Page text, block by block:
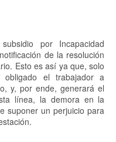
por Incapacidad
de la resolución
Esto es así ya que, solo
el trabajador a
y, por ende, generará el
línea, la demora en la
suponer un perjuicio para